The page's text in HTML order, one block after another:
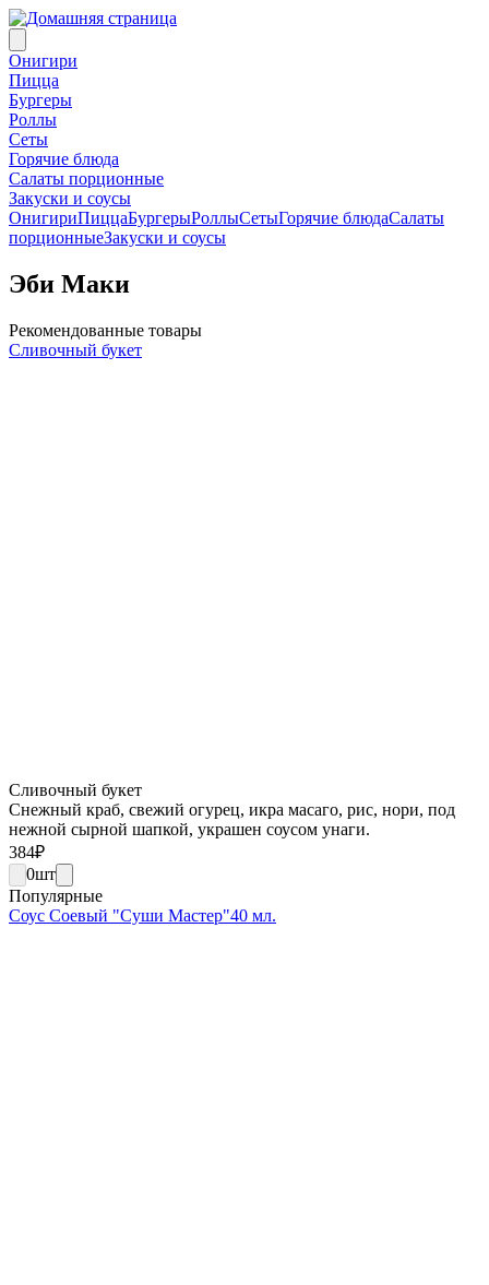
Онигири
Пицца
Бургеры
Роллы
Сеты
Горячие блюда
Салаты порционные
Закуски и соусы
ОнигириПиццаБургерыРоллыСетыГорячие блюдаСалаты
порционныеЗакуски и соусы
Эби Маки
Рекомендованные товары
Сливочный букет
Сливочный букет
Снежный краб, свежий огурец, икра масаго, рис, нори, под
нежной сырной шапкой, украшен соусом унаги.
384₽
0шт
Популярные
Соус Соевый "Суши Мастер"40 мл.